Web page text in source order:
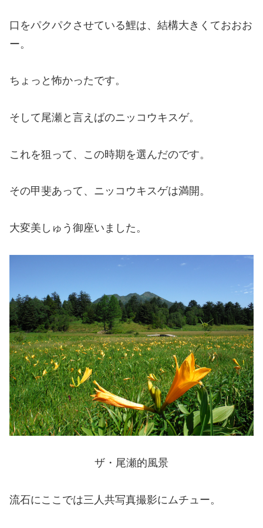
口をパクパクさせている鯉は、結構大きくておおお
ー。
ちょっと怖かったです。
そして尾瀬と言えばのニッコウキスゲ。
これを狙って、この時期を選んだのです。
その甲斐あって、ニッコウキスゲは満開。
大変美しゅう御座いました。
ザ・尾瀬的風景
流石にここでは三人共写真撮影にムチュー。